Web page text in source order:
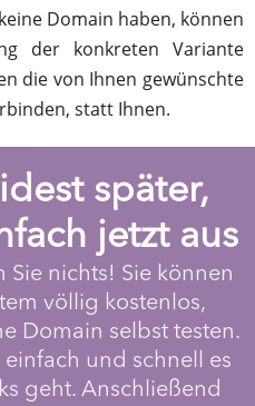
Domain haben, können
der konkreten Variante
die von Ihnen gewünschte
statt Ihnen.
später,
jetzt aus
Sie nichts! Sie können
völlig kostenlos,
Domain selbst testen.
einfach und schnell es
geht. Anschließend